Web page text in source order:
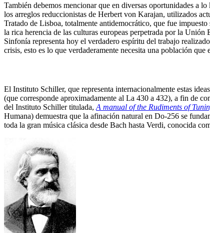
También debemos mencionar que en diversas oportunidades a
los arreglos reduccionistas de Herbert von Karajan, utilizados
Tratado de Lisboa, totalmente antidemocrático, que fue
la rica herencia de las culturas europeas perpetrada por la
Sinfonía representa hoy el verdadero espíritu del trabajo
crisis, esto es lo que verdaderamente necesita una población que
El Instituto Schiller, que representa internacionalmente estas
(que corresponde aproximadamente al La 430 a 432), a fin de
del Instituto Schiller titulada,A manual of the Rudiments of
Humana) demuestra que la afinación natural en Do-256 se
toda la gran música clásica desde Bach hasta Verdi, conocida